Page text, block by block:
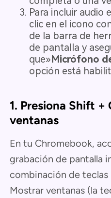
Para incluir audio
clic en el icono
de la barra de
de pantalla y
que»Micrófono
opción está
1. Presiona Shift
ventanas
En tu Chromebook,
grabación de pantalla
combinación de teclas
Mostrar ventanas (la